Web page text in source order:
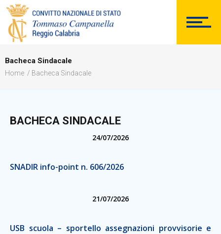
Bacheca Sindacale
Home Bacheca Sindacale
BACHECA SINDACALE
24/07/2026
SNADIR info-point n. 606/2026
21/07/2026
USB scuola – sportello assegnazioni provvisorie e